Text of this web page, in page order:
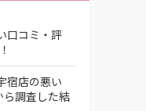
口コミ・評
宿店の悪い
ら調査した結